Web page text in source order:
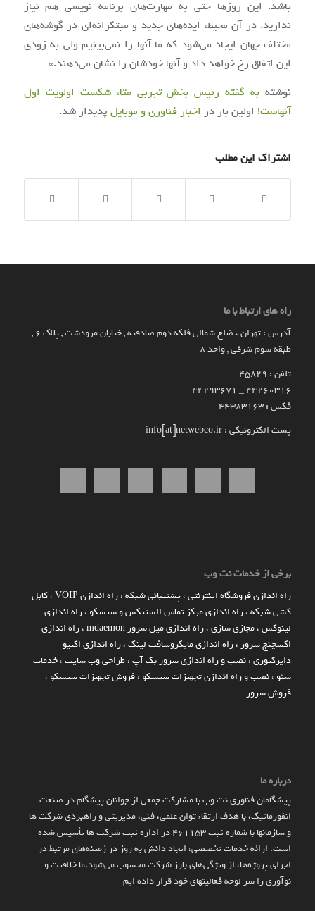
باشد. این روزها حتی به مهارت‌های برنامه نویسی هم نیاز
ندارید. در آن محیط، ایده‌های جدید و مبتکرانه‌ای در گوشه‌های
مختلف جهان ایجاد می‌شود که ما آنها را نمی‌بینیم ولی به زودی
این اتفاق رخ خواهد داد و آنها خودشان را نشان می‌دهند.»
نوشته به گفته رئیس بخش تجربی متا، شکست اولویت اول
آنهاست! اولین بار در اخبار فناوری و موبایلپدیدار شد.
اشتراک این مطلب
راه های ارتباط با ما
آدرس : تهران ، ضلع شمالی فلکه دوم صادقیه , خیابان مرودشت , پلاک ۶ ,
طبقه سوم شرقی , واحد ۸
تلفن : 45829
۴۴۲۶۰۳۱۶ _ 44293671
فکس : 44383163
پست الکترونیکی : info[at]netwebco.ir
برخی از خدمات نت وب
راه اندازي فروشگاه اينترنتي،پشتیبانی شبکه،راه اندازی VOIP ،کابل
کشی شبکه،راه اندازی مرکز تماس الستیکس و سیسکو،راه اندازی
لینوکس،مجازی سازی،راه اندازی میل سرور mdaemon ،راه اندازی
اکسچنج سرور،راه اندازی مایکروسافت لینک،راه اندازی اکتیو
دایرکتوری،نصب و راه اندازی سرور بک آپ،طراحی وب سایت،خدمات
سئو،نصب و راه اندازی تجهیزات سیسکو،فروش تجهیزات سیسکو،
فروش سرور
درباره ما
پیشگامان فناوری نت وب با مشارکت جمعی از جوانان پیشگام در صنعت
انفورماتیک، با هدف ارتقاء توان علمی، فنی، مدیریتی و راهبردی شرکت ها
و سازمان­ها با شماره ثبت 461153 در اداره ثبت شرکت ها تأسیس شده
است. ارائه خدمات تخصصی، ایجاد دانش به‌ روز در زمینه‌های مرتبط در
اجرای پروژه‌ها، از ویژگی‌های بارز شرکت محسوب می‌شود.ما خلاقیت و
نوآوری را سر لوحه فعالیتهای خود قرار داده ایم